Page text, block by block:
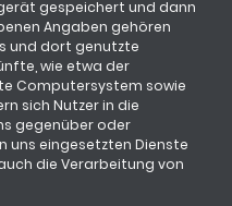
gespeichert und dann
Angaben gehören
und dort genutzte
wie etwa der
Computersystem sowie
sich Nutzer in die
gegenüber oder
uns eingesetzten Dienste
die Verarbeitung von